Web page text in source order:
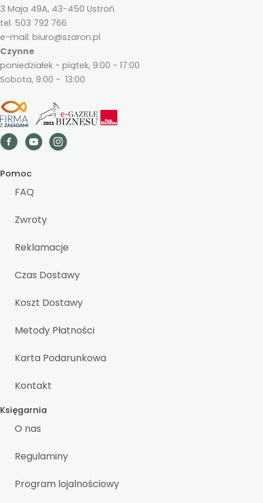
3 Maja 49A, 43-450 Ustroń
tel. 503 792 766
e-mail: biuro@szaron.pl
Czynne
poniedziałek - piątek, 9:00 - 17:00
Sobota, 9:00 - 13:00
Pomoc
FAQ
Zwroty
Reklamacje
Czas Dostawy
Koszt Dostawy
Metody Płatności
Karta Podarunkowa
Kontakt
Księgarnia
O nas
Regulaminy
Program lojalnościowy